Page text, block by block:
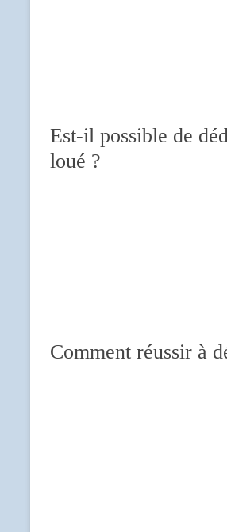
Est-il possible de
loué ?
Comment réussir à